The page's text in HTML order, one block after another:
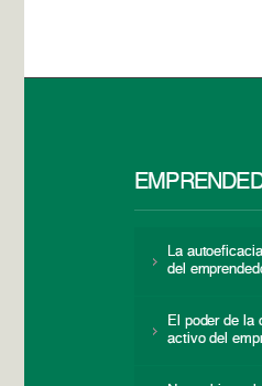
La
del
El poder de la
activo del